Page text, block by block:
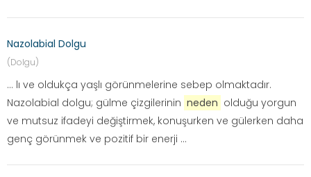
Nazolabial Dolgu
(Dolgu)
... lı ve oldukça yaşlı görünmelerine sebep olmaktadır.
Nazolabial dolgu; gülme çizgilerinin neden olduğu yorgun
ve mutsuz ifadeyi değiştirmek, konuşurken ve gülerken daha
genç görünmek ve pozitif bir enerji ...